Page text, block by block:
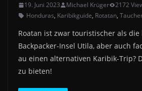
19. Juni 2023 Michael Krüger
2172
Honduras, Karibikguide, Rotatan,
Roatan ist zwar touristischer als die
Backpacker-Insel Utila, aber auch
au einen alternativen Karibik-Trip?
zu bieten!